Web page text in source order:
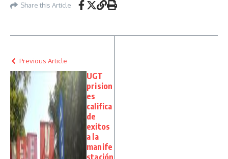
Share this Article
Previous Article
UGT
prision
es
califica
de
exitos
a la
manife
stación